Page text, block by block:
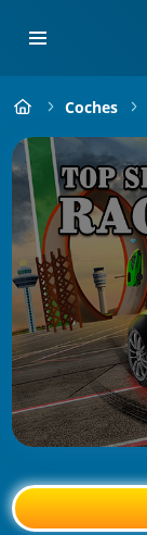
Coches